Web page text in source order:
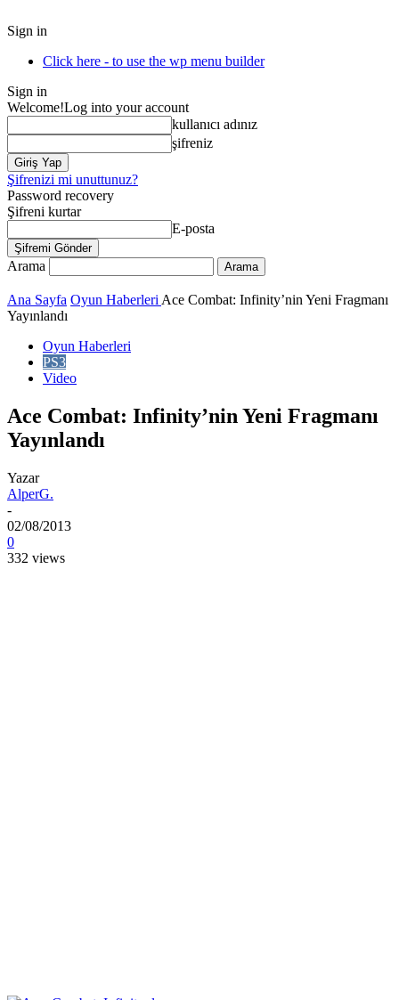
Sign in
Click here - to use the wp menu builder
Sign in
Welcome!Log into your account
kullanıcı adınız
şifreniz
Şifrenizi mi unuttunuz?
Password recovery
Şifreni kurtar
E-posta
Arama
Ana Sayfa Oyun Haberleri Ace Combat: Infinity’nin Yeni Fragmanı
Yayınlandı
Oyun Haberleri
PS3
Video
Ace Combat: Infinity’nin Yeni Fragmanı
Yayınlandı
Yazar
AlperG.
-
02/08/2013
0
332 views